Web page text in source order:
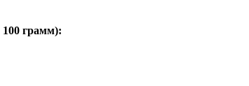
100 грамм):